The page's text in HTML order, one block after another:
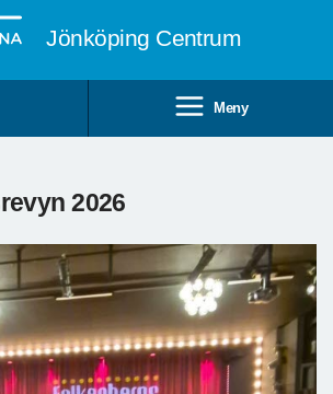
Jönköping Centrum
Meny
2026